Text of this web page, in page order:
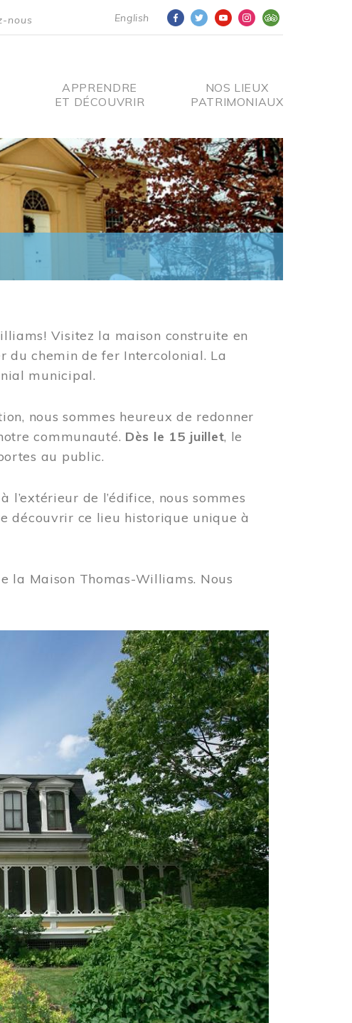
English
nous
APPRENDRE
ET DÉCOUVRIR
NOS LIEUX
PATRIMONIAUX
Visitez la maison construite en
du chemin de fer Intercolonial. La
municipal.
nous sommes heureux de redonner
communauté. Dès le 15 juillet, le
au public.
de l’édifice, nous sommes
découvrir ce lieu historique unique à
la Maison Thomas-Williams. Nous